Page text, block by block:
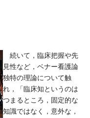
続いて，臨床把握や先
見性など，ベナー看護論
独特の理論について触
れ，「臨床知というのは
つまるところ，固定的な
知識ではなく，意外な，